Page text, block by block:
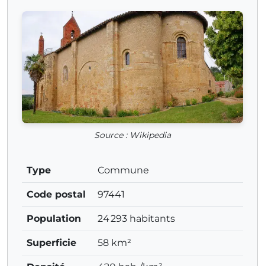
Source : Wikipedia
Type Commune
Code postal 97441
Population 24 293 habitants
Superficie 58 km²